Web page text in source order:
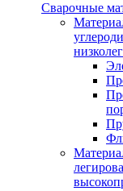
Сварочные